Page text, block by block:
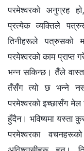
परमेश्‍वरको अनुग्रह
प्रत्येक व्यक्तिले
तिनीहरूले पत्रुसको
परमेश्‍वरको काम प्राप्त
भन्न सकिन्छ। तैँले
तँसँग त्यो छ भन्ने
परमेश्‍वरको इच्छासँग मेल
हुँदैन। भविष्यमा यस्ता
परमेश्‍वरका